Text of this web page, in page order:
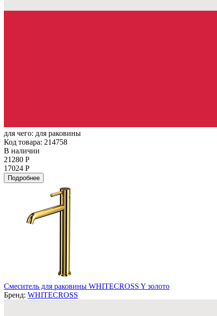
для чего: для раковины
Код товара: 214758
В наличии
21280 Р
17024 Р
Подробнее
Смеситель для раковины WHITECROSS Y золото
Бренд: WHITECROSS